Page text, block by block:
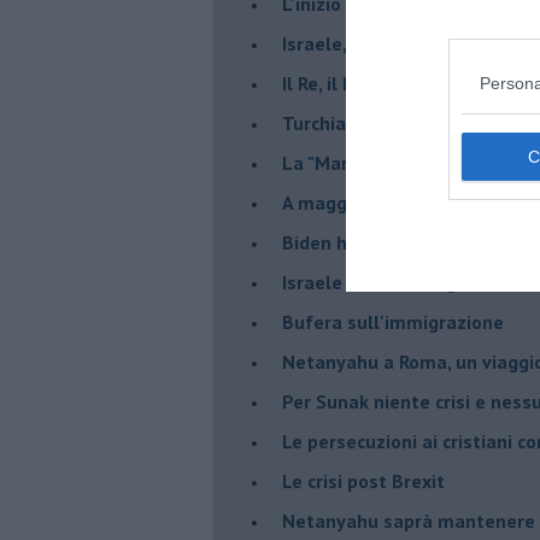
Israele, deciderà il borsone
Il Re, il Primo Ministro, il
Turchia al voto, Erdogan in
La "Marcia dei vivi" per non
A maggio le urne
Biden ha fatto infuriare la
Israele rischia una guerra civile
Bufera sull'immigrazione
Netanyahu a Roma, un
Per Sunak niente crisi e
Le persecuzioni ai cristiani
Le crisi post Brexit
Netanyahu saprà mantenere